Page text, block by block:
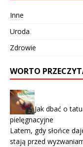
Inne
Uroda
Zdrowie
WORTO
Jak dbać o
pielęgnacyjne
Latem, gdy słońce
stają przed